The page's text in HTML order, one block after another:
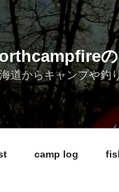
道からキャンプや釣
camp log